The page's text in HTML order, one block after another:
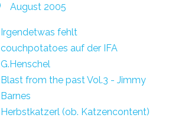
August 2005
Irgendetwas fehlt
couchpotatoes auf der IFA
G.Henschel
Blast from the past Vol.3 - Jimmy
Barnes
Herbstkatzerl (ob. Katzencontent)